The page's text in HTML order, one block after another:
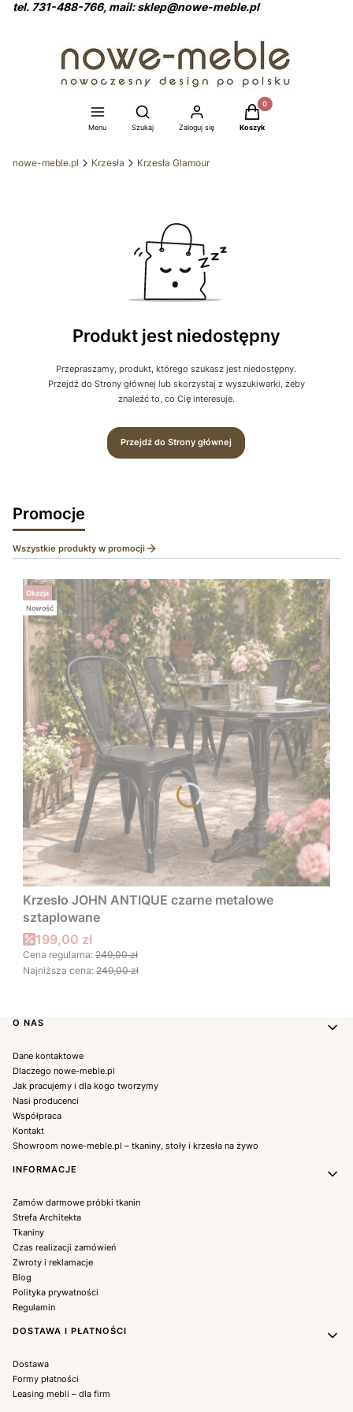
tel. 731-488-766, mail: sklep@nowe-meble.pl
Menu
Otwórz wyszukiwarkę
Szukaj Zaloguj się
Produkty w koszyku:
Koszyk
nowe-meble.pl Krzesła Krzesła Glamour
Produkt jest niedostępny
Przepraszamy, produkt, którego szukasz jest niedostępny.
Przejdź do Strony głównej lub skorzystaj z wyszukiwarki, żeby
znaleźć to, co Cię interesuje.
Przejdź do Strony głównej
Promocje
Wszystkie produkty w promocji
Okazja
Nowość
Krzesło JOHN ANTIQUE czarne metalowe
sztaplowane
Cena promocyjna
199,00 zł
Cena regularna: 249,00 zł
Najniższa cena: 249,00 zł
Linki w stopce
O NAS
Dane kontaktowe
Dlaczego nowe-meble.pl
Jak pracujemy i dla kogo tworzymy
Nasi producenci
Współpraca
Kontakt
Showroom nowe-meble.pl – tkaniny, stoły i krzesła na żywo
INFORMACJE
Zamów darmowe próbki tkanin
Strefa Architekta
Tkaniny
Czas realizacji zamówień
Zwroty i reklamacje
Blog
Polityka prywatności
Regulamin
DOSTAWA I PŁATNOŚCI
Dostawa
Formy płatności
Leasing mebli – dla firm